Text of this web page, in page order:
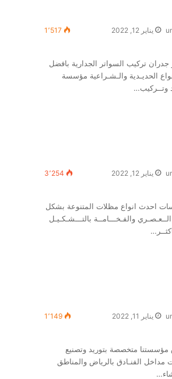
يناير 12, 2022 1٬517
تركيب السواتر الجدارية بافضل
الحديـدية والـشـراعية مؤسسة
وتــركيب…
يناير 12, 2022 3٬254
احدث انواع مظلات المتنوعة بشكل
والفـخـــامــة بالتـــشـكـيـل
يناير 11, 2022 1٬149
متخصصة بتوريد وتصنيع
الفنـادق بالرياض والمناطق